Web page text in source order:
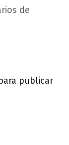
de
publicar